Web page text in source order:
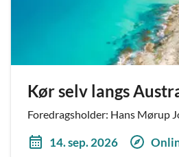
Kør selv langs
Foredragsholder: Hans Mørup
14. sep. 2026